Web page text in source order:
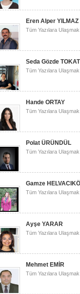
Eren Alper YILMAZ
Tüm Yazılara Ulaşmak
Seda Gözde
Tüm Yazılara Ulaşmak
Hande ORTAY
Tüm Yazılara Ulaşmak
Polat ÜRÜNDÜL
Tüm Yazılara Ulaşmak
Gamze
Tüm Yazılara Ulaşmak
Ayşe YARAR
Tüm Yazılara Ulaşmak
Mehmet EMİR
Tüm Yazılara Ulaşmak